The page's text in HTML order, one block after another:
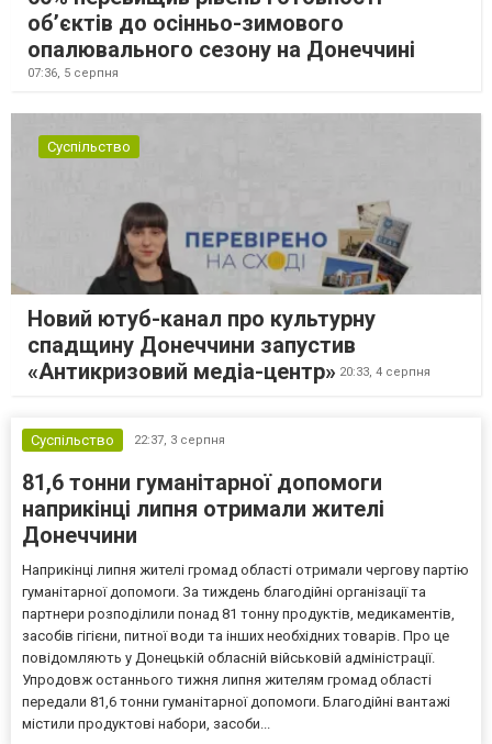
об’єктів до осінньо-зимового
опалювального сезону на Донеччині
07:36, 5 серпня
Суспільство
Новий ютуб-канал про культурну
спадщину Донеччини запустив
«Антикризовий медіа-центр» 20:33, 4 серпня
Суспільство 22:37, 3 серпня
81,6 тонни гуманітарної допомоги
наприкінці липня отримали жителі
Донеччини
Наприкінці липня жителі громад області отримали чергову партію
гуманітарної допомоги. За тиждень благодійні організації та
партнери розподілили понад 81 тонну продуктів, медикаментів,
засобів гігієни, питної води та інших необхідних товарів. Про це
повідомляють у Донецькій обласній військовій адміністрації.
Упродовж останнього тижня липня жителям громад області
передали 81,6 тонни гуманітарної допомоги. Благодійні вантажі
містили продуктові набори, засоби...